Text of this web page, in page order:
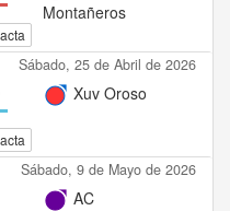
Montañeros
Sábado, 25 de Abril de 2026
Xuv Oroso
Sábado, 9 de Mayo de 2026
AC